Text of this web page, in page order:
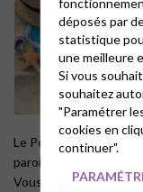
Le Petit Huguenot
paroisse.
Vous trouverez ci-
déposés par
statistique
une meilleure
Si vous
souhaitez
"Paramétrer
cookies en
continuer".